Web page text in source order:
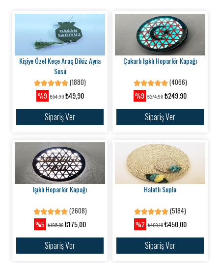
Kişiye Özel Keçe Araç Dikiz Ayna
Süsü
(1880)
%9 ₺54,90₺49,90
Sipariş Ver
Çakarlı Işıklı Hoparlör Kapağı
(4066)
%9 ₺274,90 ₺249,90
Sipariş Ver
Işıklı Hoparlör Kapağı
(2608)
%5 ₺185,00 ₺175,00
Sipariş Ver
Halatlı Supla
(5184)
%2 ₺460,10₺450,00
Sipariş Ver